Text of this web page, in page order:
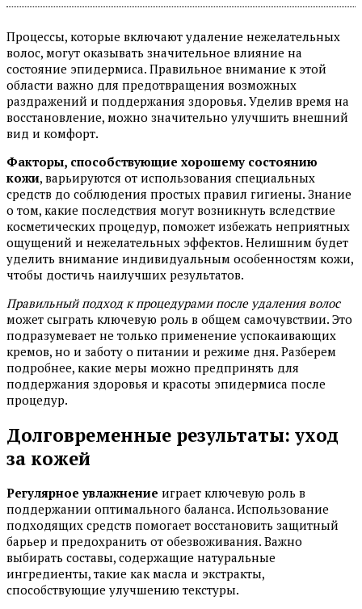
Процессы, которые включают удаление нежелательных
волос, могут оказывать значительное влияние на
состояние эпидермиса. Правильное внимание к этой
области важно для предотвращения возможных
раздражений и поддержания здоровья. Уделив время на
восстановление, можно значительно улучшить внешний
вид и комфорт.
Факторы, способствующие хорошему состоянию
кожи, варьируются от использования специальных
средств до соблюдения простых правил гигиены. Знание
о том, какие последствия могут возникнуть вследствие
косметических процедур, поможет избежать неприятных
ощущений и нежелательных эффектов. Нелишним будет
уделить внимание индивидуальным особенностям кожи,
чтобы достичь наилучших результатов.
Правильный подход к процедурами после удаления волос
может сыграть ключевую роль в общем самочувствии. Это
подразумевает не только применение успокаивающих
кремов, но и заботу о питании и режиме дня. Разберем
подробнее, какие меры можно предпринять для
поддержания здоровья и красоты эпидермиса после
процедур.
Долговременные результаты: уход
за кожей
Регулярное увлажнение играет ключевую роль в
поддержании оптимального баланса. Использование
подходящих средств помогает восстановить защитный
барьер и предохранить от обезвоживания. Важно
выбирать составы, содержащие натуральные
ингредиенты, такие как масла и экстракты,
способствующие улучшению текстуры.